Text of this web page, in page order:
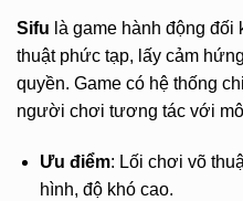
Sifu là game hành động
thuật phức tạp, lấy cảm
quyền. Game có hệ thống
người chơi tương tác với
Ưu điểm: Lối chơi võ
hình, độ khó cao.